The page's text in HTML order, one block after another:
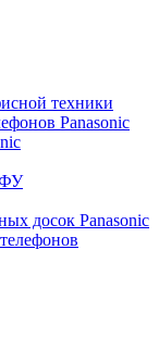
техники
Panasonic
досок Panasonic